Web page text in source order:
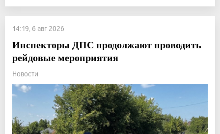
14:19, 6 авг 2026
Инспекторы ДПС продолжают проводить
рейдовые мероприятия
Новости